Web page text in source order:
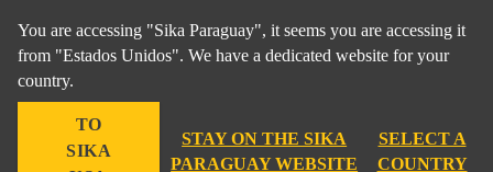
You are accessing "Sika Paraguay", it seems you are accessing it
from "Estados Unidos". We have a dedicated website for your
country.
TO
SIKA
STAY ON THE SIKA
PARAGUAY WEBSITE
SELECT A
COUNTRY